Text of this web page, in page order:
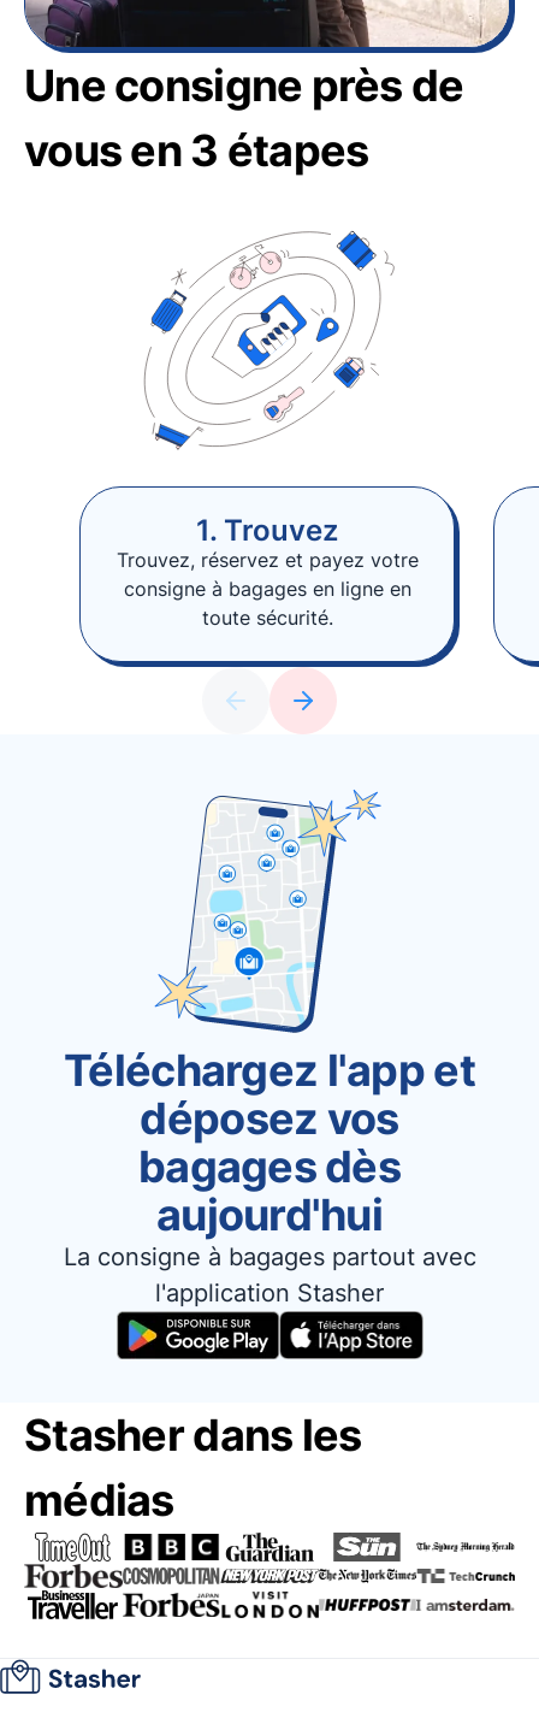
Une consigne près de
vous en 3 étapes
1. Trouvez
Trouvez, réservez et payez votre
consigne à bagages en ligne en
toute sécurité.
Téléchargez l'app et
déposez vos
bagages dès
aujourd'hui
La consigne à bagages partout avec
l'application Stasher
Stasher dans les
médias